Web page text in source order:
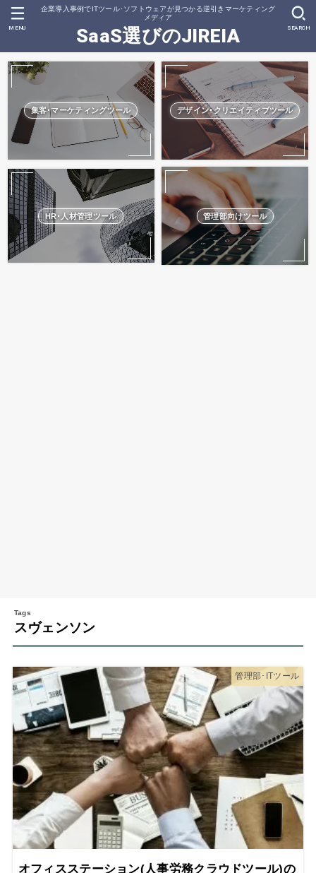
企業導入事例でITツール･ソフトウェアが見つかる逆引きマーケティング
メディア
SaaS選びのJIREIA SEARCH
MENU
集客･マーケティングツール デザイン･クリエイティブツール
HR･人材管理ツール 管理部向けツール
スヴェンソン
管理部･ITツール
オフィスステーション(人事労務クラウドツール)の